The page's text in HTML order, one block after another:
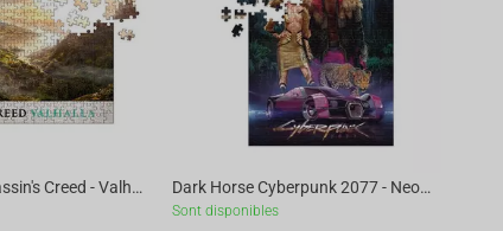
Dark HorseAssassin's Creed - Valhalla Raid Planning Puzzle 1001 Pcs Dark Horse Cyberpunk 2077 - Neokitsch Puzzle
Sont disponibles